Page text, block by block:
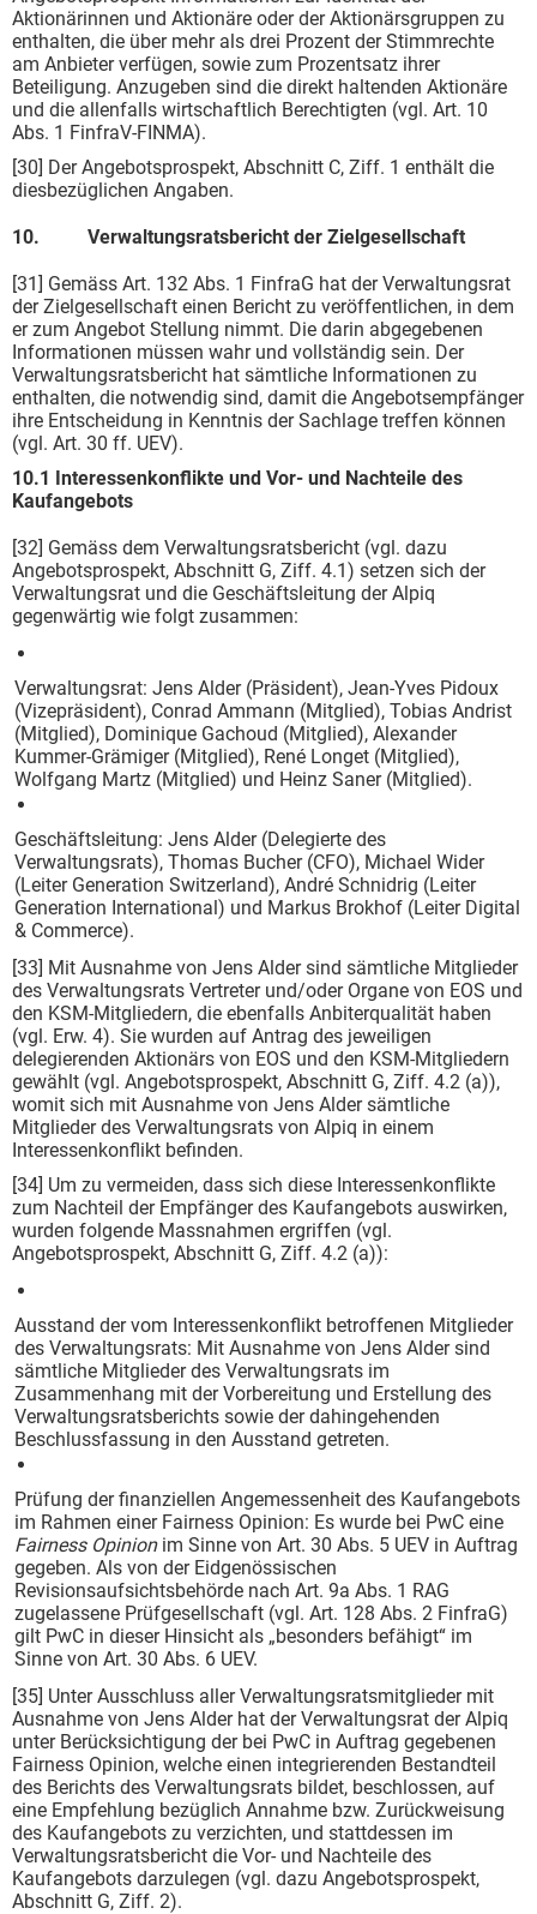
Aktionärinnen und Aktionäre oder der Aktionärsgruppen zu
enthalten, die über mehr als drei Prozent der Stimmrechte
am Anbieter verfügen, sowie zum Prozentsatz ihrer
Beteiligung. Anzugeben sind die direkt haltenden Aktionäre
und die allenfalls wirtschaftlich Berechtigten (vgl. Art. 10
Abs. 1 FinfraV-FINMA).
[30] Der Angebotsprospekt, Abschnitt C, Ziff. 1 enthält die
diesbezüglichen Angaben.
10. Verwaltungsratsbericht der Zielgesellschaft
[31] Gemäss Art. 132 Abs. 1 FinfraG hat der Verwaltungsrat
der Zielgesellschaft einen Bericht zu veröffentlichen, in dem
er zum Angebot Stellung nimmt. Die darin abgegebenen
Informationen müssen wahr und vollständig sein. Der
Verwaltungsratsbericht hat sämtliche Informationen zu
enthalten, die notwendig sind, damit die Angebotsempfänger
ihre Entscheidung in Kenntnis der Sachlage treffen können
(vgl. Art. 30 ff. UEV).
10.1 Interessenkonflikte und Vor- und Nachteile des
Kaufangebots
[32] Gemäss dem Verwaltungsratsbericht (vgl. dazu
Angebotsprospekt, Abschnitt G, Ziff. 4.1) setzen sich der
Verwaltungsrat und die Geschäftsleitung der Alpiq
gegenwärtig wie folgt zusammen:
Verwaltungsrat: Jens Alder (Präsident), Jean-Yves Pidoux
(Vizepräsident), Conrad Ammann (Mitglied), Tobias Andrist
(Mitglied), Dominique Gachoud (Mitglied), Alexander
Kummer-Grämiger (Mitglied), René Longet (Mitglied),
Wolfgang Martz (Mitglied) und Heinz Saner (Mitglied).
Geschäftsleitung: Jens Alder (Delegierte des
Verwaltungsrats), Thomas Bucher (CFO), Michael Wider
(Leiter Generation Switzerland), André Schnidrig (Leiter
Generation International) und Markus Brokhof (Leiter Digital
& Commerce).
[33] Mit Ausnahme von Jens Alder sind sämtliche Mitglieder
des Verwaltungsrats Vertreter und/oder Organe von EOS und
den KSM-Mitgliedern, die ebenfalls Anbiterqualität haben
(vgl. Erw. 4). Sie wurden auf Antrag des jeweiligen
delegierenden Aktionärs von EOS und den KSM-Mitgliedern
gewählt (vgl. Angebotsprospekt, Abschnitt G, Ziff. 4.2 (a)),
womit sich mit Ausnahme von Jens Alder sämtliche
Mitglieder des Verwaltungsrats von Alpiq in einem
Interessenkonflikt befinden.
[34] Um zu vermeiden, dass sich diese Interessenkonflikte
zum Nachteil der Empfänger des Kaufangebots auswirken,
wurden folgende Massnahmen ergriffen (vgl.
Angebotsprospekt, Abschnitt G, Ziff. 4.2 (a)):
Ausstand der vom Interessenkonflikt betroffenen Mitglieder
des Verwaltungsrats: Mit Ausnahme von Jens Alder sind
sämtliche Mitglieder des Verwaltungsrats im
Zusammenhang mit der Vorbereitung und Erstellung des
Verwaltungsratsberichts sowie der dahingehenden
Beschlussfassung in den Ausstand getreten.
Prüfung der finanziellen Angemessenheit des Kaufangebots
im Rahmen einer Fairness Opinion: Es wurde bei PwC eine
Fairness Opinionim Sinne von Art. 30 Abs. 5 UEV in Auftrag
gegeben. Als von der Eidgenössischen
Revisionsaufsichtsbehörde nach Art. 9a Abs. 1 RAG
zugelassene Prüfgesellschaft (vgl. Art. 128 Abs. 2 FinfraG)
gilt PwC in dieser Hinsicht als „besonders befähigt“ im
Sinne von Art. 30 Abs. 6 UEV.
[35] Unter Ausschluss aller Verwaltungsratsmitglieder mit
Ausnahme von Jens Alder hat der Verwaltungsrat der Alpiq
unter Berücksichtigung der bei PwC in Auftrag gegebenen
Fairness Opinion, welche einen integrierenden Bestandteil
des Berichts des Verwaltungsrats bildet, beschlossen, auf
eine Empfehlung bezüglich Annahme bzw. Zurückweisung
des Kaufangebots zu verzichten, und stattdessen im
Verwaltungsratsbericht die Vor- und Nachteile des
Kaufangebots darzulegen (vgl. dazu Angebotsprospekt,
Abschnitt G, Ziff. 2).